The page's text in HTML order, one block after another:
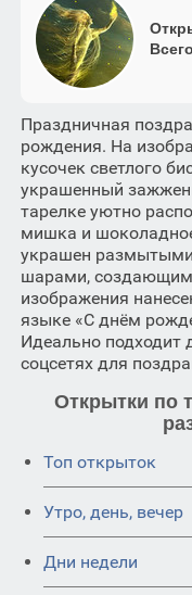
Праздничная
рождения. На
кусочек светлого
украшенный
тарелке уютно
мишка и
украшен
шарами,
изображения
языке «С днём
Идеально подходит
соцсетях для
Открытки по
Топ открыток
Утро, день, вечер
Дни недели